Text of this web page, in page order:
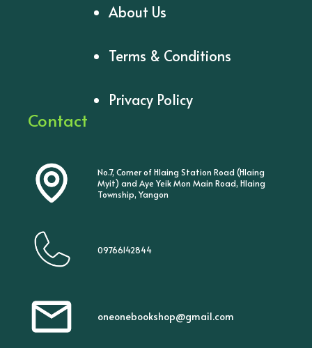
About Us
Terms & Conditions
Privacy Policy
Contact
No.7, Corner of Hlaing Station Road (Hlaing
Myit) and Aye Yeik Mon Main Road, Hlaing
Township, Yangon
09766142844
oneonebookshop@gmail.com